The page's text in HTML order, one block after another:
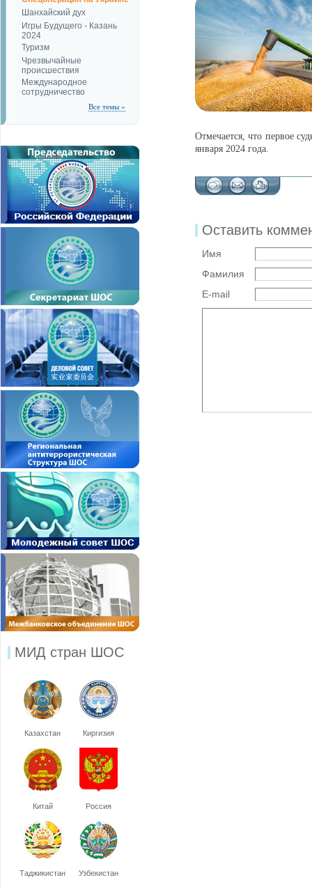
Шанхайский дух
Игры Будущего - Казань
2024
Туризм
Чрезвычайные
происшествия
Международное
сотрудничество
Все темы »
МИД стран ШОС
Казахстан Киргизия
Китай Россия
Таджикистан Узбекистан
Отмечается, что первое
января 2024 года.
Оставить
Имя
Фамилия
E-mail